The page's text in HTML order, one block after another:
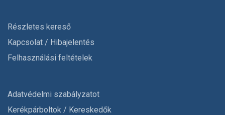
Részletes kereső
Kapcsolat / Hibajelentés
Felhasználási feltételek
Adatvédelmi szabályzatot
Kerékpárboltok / Kereskedők